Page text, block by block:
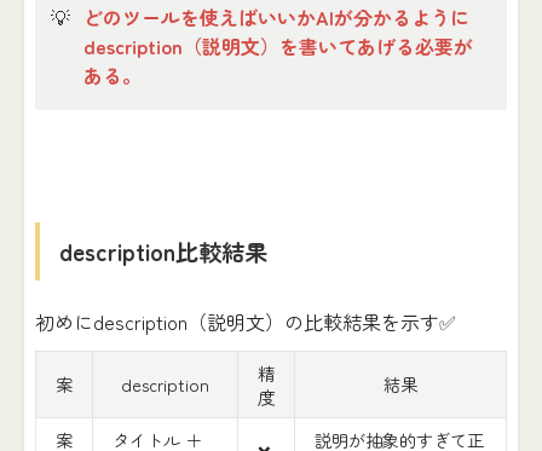
💡 どのツールを使えばいいかAIが分かるように
description（説明文）を書いてあげる必要が
ある。
description比較結果
初めにdescription（説明文）の比較結果を示す✅
案 description
精
度
結果
案
タイトル ＋
説明が抽象的すぎて正